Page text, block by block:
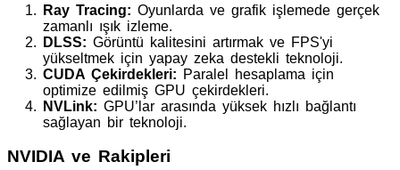
Ray Tracing: Oyunlarda ve grafik işlemede gerçek
zamanlı ışık izleme.
DLSS: Görüntü kalitesini artırmak ve FPS'yi
yükseltmek için yapay zeka destekli teknoloji.
CUDA Çekirdekleri: Paralel hesaplama için
optimize edilmiş GPU çekirdekleri.
NVLink: GPU’lar arasında yüksek hızlı bağlantı
sağlayan bir teknoloji.
NVIDIA ve Rakipleri